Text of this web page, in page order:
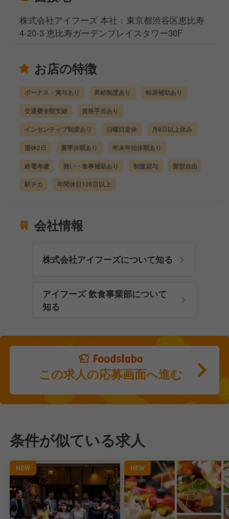
株式会社アイフーズ 本社：東京都渋谷区恵比寿
4-20-3 恵比寿ガーデンプレイスタワー30F
お店の特徴
ボーナス・賞与あり 昇給制度あり 転居補助あり
交通費全額支給 資格手当あり
インセンティブ制度あり 日曜日定休 月8日以上休み
週休2日 夏季休暇あり 年末年始休暇あり
終電考慮 賄い・食事補助あり 制服貸与 髪型自由
駅チカ 年間休日120日以上
会社情報
株式会社アイフーズについて知る
アイフーズ 飲食事業部について
知る
この求人の応募画面へ進む
条件が似ている求人
NEW NEW